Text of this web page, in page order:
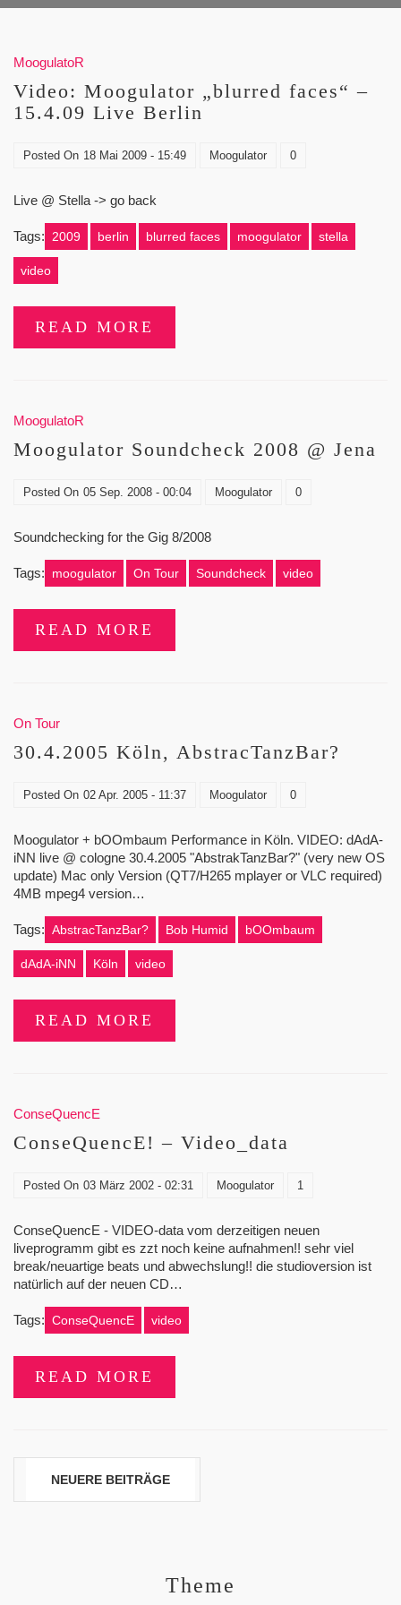
MoogulatoR
Video: Moogulator „blurred faces“ –
15.4.09 Live Berlin
Posted On 18 Mai 2009 - 15:49 Moogulator 0
Live @ Stella -> go back
Tags: 2009 berlin blurred faces moogulator stella
video
READ MORE
MoogulatoR
Moogulator Soundcheck 2008 @ Jena
Posted On 05 Sep. 2008 - 00:04 Moogulator 0
Soundchecking for the Gig 8/2008
Tags: moogulator On Tour Soundcheck video
READ MORE
On Tour
30.4.2005 Köln, AbstracTanzBar?
Posted On 02 Apr. 2005 - 11:37 Moogulator 0
Moogulator + bOOmbaum Performance in Köln. VIDEO: dAdA-
iNN live @ cologne 30.4.2005 "AbstrakTanzBar?" (very new OS
update) Mac only Version (QT7/H265 mplayer or VLC required)
4MB mpeg4 version…
Tags: AbstracTanzBar? Bob Humid bOOmbaum
dAdA-iNN Köln video
READ MORE
ConseQuencE
ConseQuencE! – Video_data
Posted On 03 März 2002 - 02:31 Moogulator 1
ConseQuencE - VIDEO-data vom derzeitigen neuen
liveprogramm gibt es zzt noch keine aufnahmen!! sehr viel
break/neuartige beats und abwechslung!! die studioversion ist
natürlich auf der neuen CD…
Tags: ConseQuencE video
READ MORE
Beitragsnavigation
NEUERE BEITRÄGE
Theme